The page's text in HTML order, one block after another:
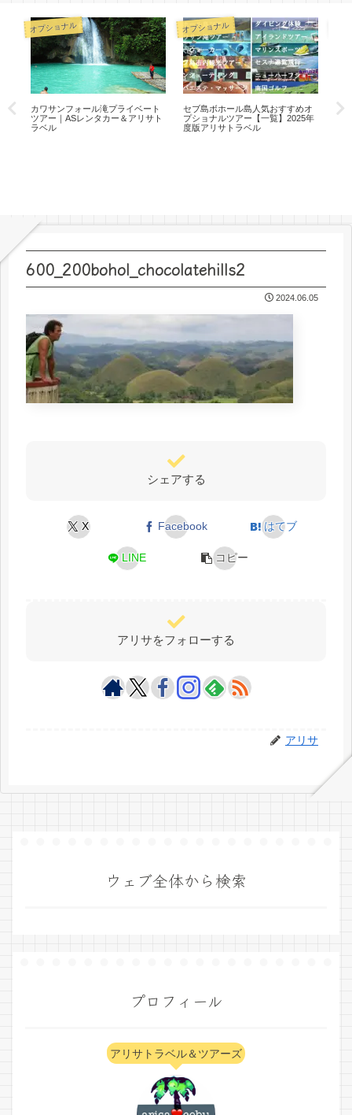
オプショナル
カワサンフォール滝プライベート
ツアー｜ASレンタカー＆アリサト
ラベル
オプショナル
セブ島ボホール島人気おすすめオ
プショナルツアー【一覧】2025年
度版アリサトラベル
セ
600_200bohol_chocolatehills2
2024.06.05
シェアする
X Facebook はてブ
LINE コピー
アリサをフォローする
アリサ
ウェブ全体から検索
プロフィール
アリサトラベル＆ツアーズ